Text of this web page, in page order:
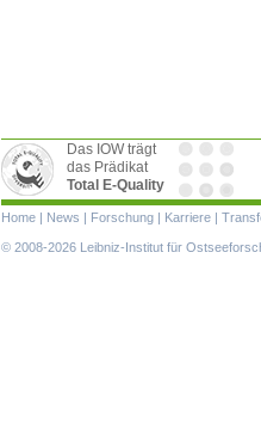
Das IOW trägt
das Prädikat
Total E-Quality
Navigation
überspringen
Home | News | Forschung | Karriere |
© 2008-2026 Leibniz-Institut für